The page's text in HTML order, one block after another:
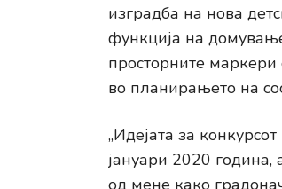
изградба на нова
функција на
просторните
во планирањето на
„Идејата за
јануари 2020
од мене како